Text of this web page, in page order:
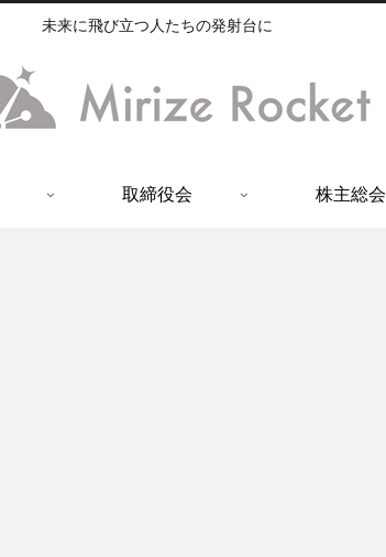
未来に飛び立つ人たちの発射台に
取締役会 株主総会